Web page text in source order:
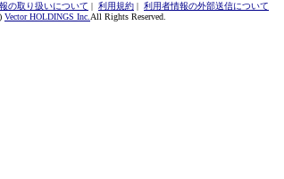
の取り扱いについて | 利用規約 | 利用者情報の外部送信について
Vector HOLDINGS Inc. All Rights Reserved.